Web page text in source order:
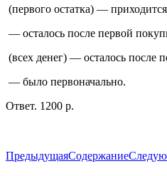
(первого остатка) —
— осталось после первой
(всех денег) — осталось после
— было первоначально.
Ответ. 1200 р.
ПредыдущаяСодержание